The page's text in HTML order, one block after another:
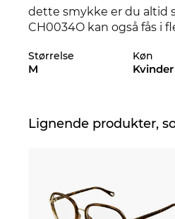
dette smykke er du altid
CH0034O kan også fås i
Brillestellet er særligt
høj gradaf komfort.
værdier i dit nye
Optics er et paradis for
Størrelse
M
Køn
Kvinder
Lignende produkter,